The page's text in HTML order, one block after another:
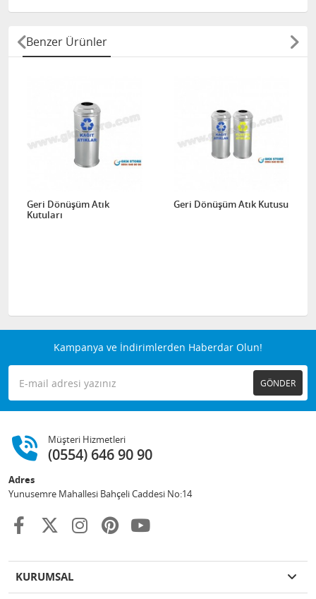
Benzer Ürünler
Geri Dönüşüm Atık
Kutuları
Geri Dönüşüm Atık Kutusu
Kampanya ve İndirimlerden Haberdar Olun!
GÖNDER
Müşteri Hizmetleri
(0554) 646 90 90
Adres
Yunusemre Mahallesi Bahçeli Caddesi No:14
KURUMSAL